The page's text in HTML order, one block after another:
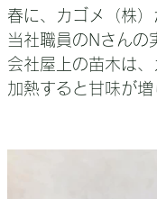
春に、カゴメ（株
当社職員のNさんの
会社屋上の苗木は
加熱すると甘味が